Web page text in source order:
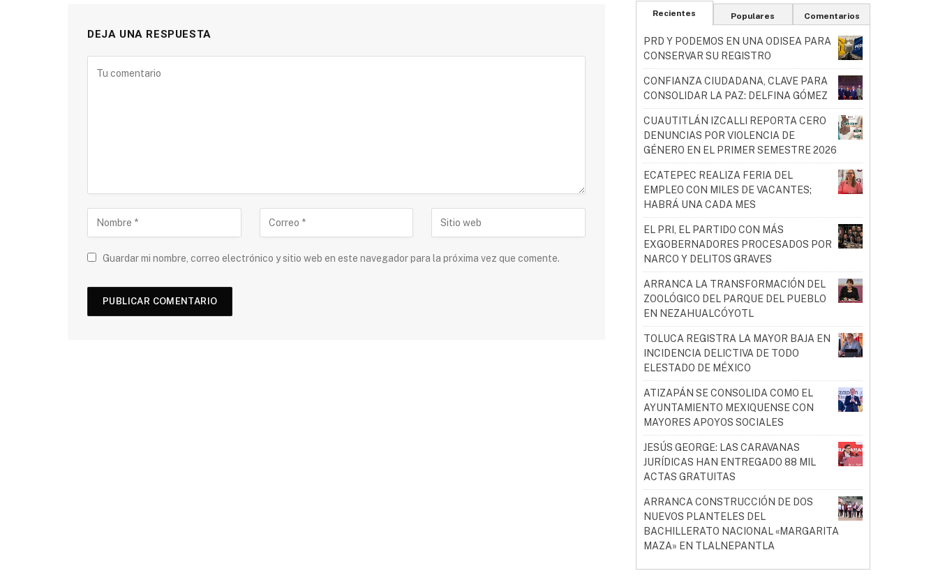
DEJA UNA RESPUESTA
Guardar mi nombre, correo electrónico y sitio web en este navegador para la próxima vez que comente.
Recientes Populares Comentarios
PRD Y PODEMOS EN UNA ODISEA PARA
CONSERVAR SU REGISTRO
CONFIANZA CIUDADANA, CLAVE PARA
CONSOLIDAR LA PAZ: DELFINA GÓMEZ
CUAUTITLÁN IZCALLI REPORTA CERO
DENUNCIAS POR VIOLENCIA DE
GÉNERO EN EL PRIMER SEMESTRE 2026
ECATEPEC REALIZA FERIA DEL
EMPLEO CON MILES DE VACANTES;
HABRÁ UNA CADA MES
EL PRI, EL PARTIDO CON MÁS
EXGOBERNADORES PROCESADOS POR
NARCO Y DELITOS GRAVES
ARRANCA LA TRANSFORMACIÓN DEL
ZOOLÓGICO DEL PARQUE DEL PUEBLO
EN NEZAHUALCÓYOTL
TOLUCA REGISTRA LA MAYOR BAJA EN
INCIDENCIA DELICTIVA DE TODO
ELESTADO DE MÉXICO
ATIZAPÁN SE CONSOLIDA COMO EL
AYUNTAMIENTO MEXIQUENSE CON
MAYORES APOYOS SOCIALES
JESÚS GEORGE: LAS CARAVANAS
JURÍDICAS HAN ENTREGADO 88 MIL
ACTAS GRATUITAS
ARRANCA CONSTRUCCIÓN DE DOS
NUEVOS PLANTELES DEL
BACHILLERATO NACIONAL «MARGARITA
MAZA» EN TLALNEPANTLA